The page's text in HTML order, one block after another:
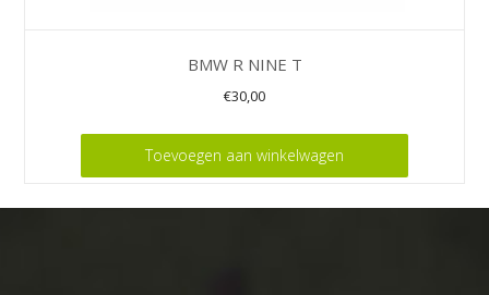
BMW R NINE T
€30,00
Toevoegen aan winkelwagen